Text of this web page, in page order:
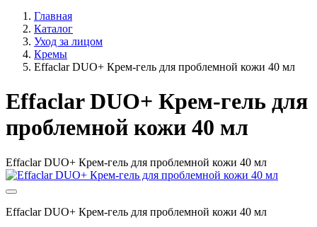
Главная
Каталог
Уход за лицом
Кремы
Effaclar DUO+ Крем-гель для проблемной кожи 40 мл
Effaclar DUO+ Крем-гель для
проблемной кожи 40 мл
Effaclar DUO+ Крем-гель для проблемной кожи 40 мл
Effaclar DUO+ Крем-гель для проблемной кожи 40 мл